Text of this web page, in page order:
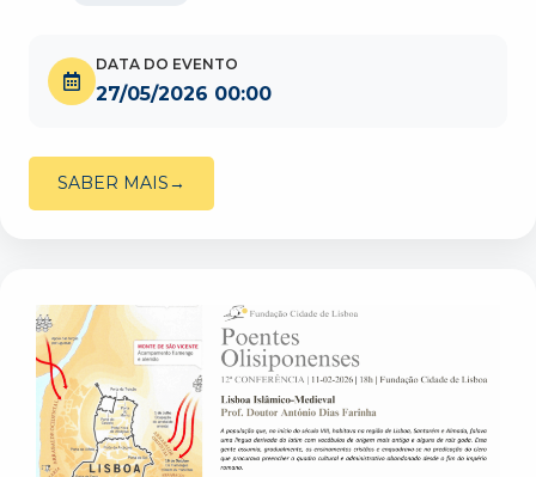
DATA DO EVENTO
27/05/2026 00:00
SABER MAIS